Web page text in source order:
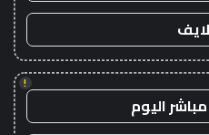
!
اليوم